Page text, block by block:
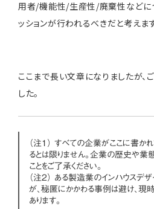
用者/機能性/生産性/廃棄性などに
ッションが行われるべきだと考えます
ここまで長い文章になりましたが、
した。
（注1） すべての企業がここに書か
るとは限りません。企業の歴史や業
ことをご了承ください。
（注2） ある製造業のインハウスデ
が、秘匿にかかわる事例は避け、現
あります。